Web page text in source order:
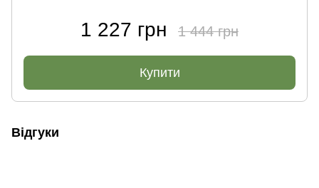
1 227 грн 1 444 грн
Купити
Відгуки